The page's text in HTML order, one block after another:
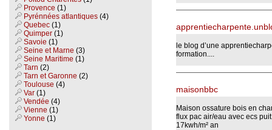
Provence (1)
Pyrénnées atlantiques (4)
Quebec (1)
Quimper (1)
Savoie (1)
Seine et Marne (3)
Seine Maritime (1)
Tarn (2)
Tarn et Garonne (2)
Toulouse (4)
Var (1)
Vendée (4)
Vienne (1)
Yonne (1)
le blog d’une
formation....
maisonbbc
Maison ossature bois en
flux pac air/eau avec ecs
17kwh/m² an